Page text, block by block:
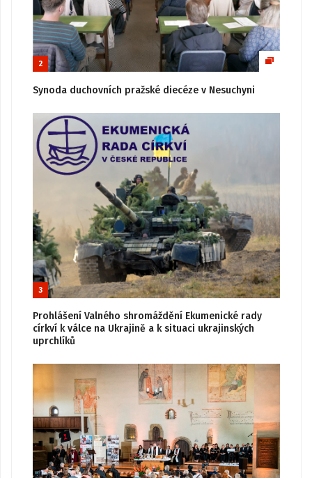
2
Synoda duchovních pražské diecéze v Nesuchyni
3
Prohlášení Valného shromáždění Ekumenické rady
církví k válce na Ukrajině a k situaci ukrajinských
uprchlíků